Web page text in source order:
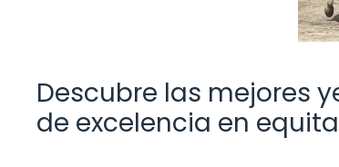
Descubre las mejores
de excelencia en